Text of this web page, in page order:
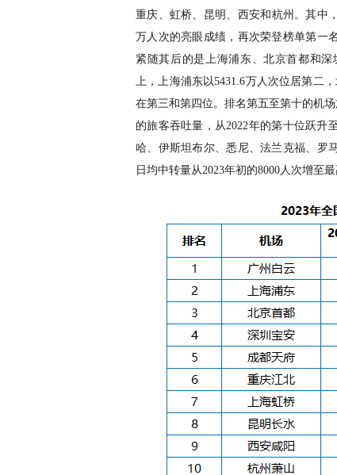
重庆、虹桥、昆明、西安和杭州。其中
万人次的亮眼成绩，再次荣登榜单第一
紧随其后的是上海浦东、北京首都和
上，上海浦东以5431.6万人次位居第二
在第三和第四位。排名第五至第十的机
的旅客吞吐量，从2022年的第十位跃升
哈、伊斯坦布尔、悉尼、法兰克福、罗
日均中转量从2023年初的8000人次增至